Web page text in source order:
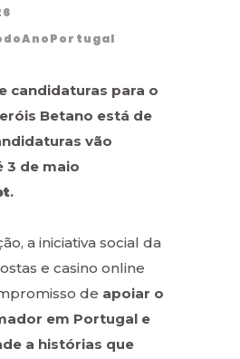
candidaturas para o
Betano está de
vão
3 de maio
.
a iniciativa social da
e casino online
de apoiar o
em Portugal e
a histórias que